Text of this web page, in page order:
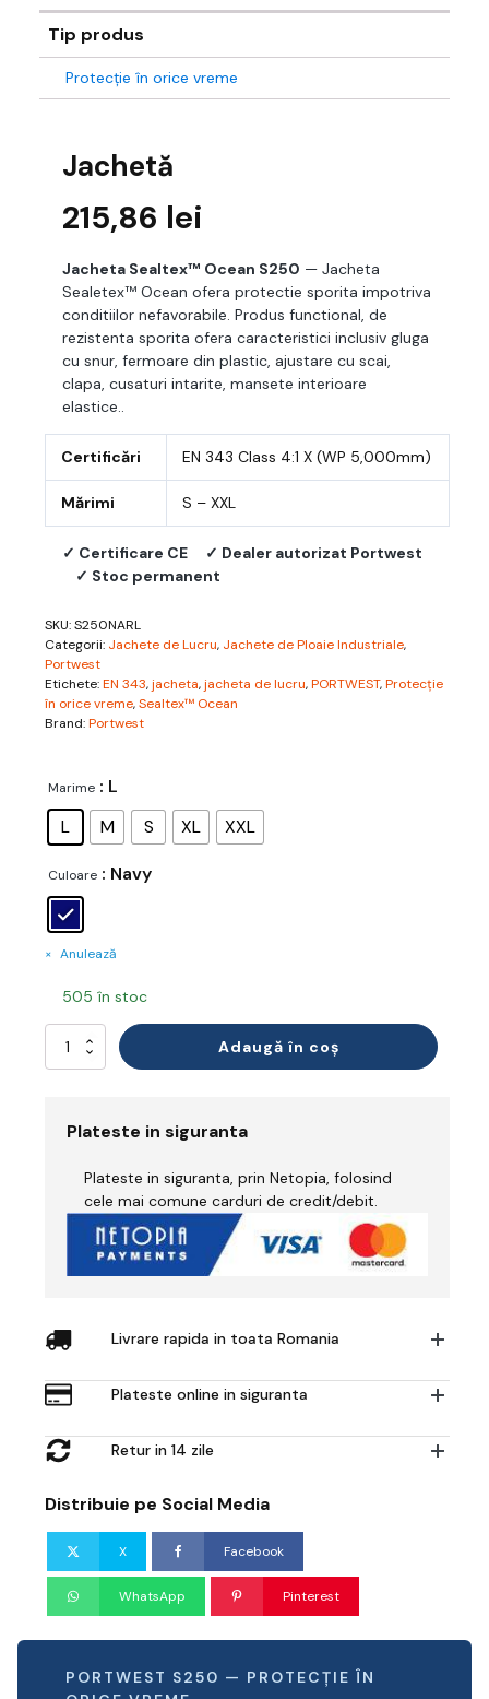
Tip produs
Protecție în orice vreme
Jachetă
215,86 lei
Jacheta Sealtex™ Ocean S250 — Jacheta
Sealetex™ Ocean ofera protectie sporita impotriva
conditiilor nefavorabile. Produs functional, de
rezistenta sporita ofera caracteristici inclusiv gluga
cu snur, fermoare din plastic, ajustare cu scai,
clapa, cusaturi intarite, mansete interioare
elastice..
Certificări EN 343 Class 4:1 X (WP 5,000mm)
Mărimi S – XXL
✓ Certificare CE
✓ Dealer autorizat Portwest
✓ Stoc permanent
SKU:S250NARL
Categorii: Jachete de Lucru, Jachete de Ploaie Industriale,
Portwest
Etichete:EN 343,jacheta,jacheta de lucru,PORTWEST,Protecție
în orice vreme,Sealtex™ Ocean
Brand:Portwest
Marime : L
L
M S XL XXL
Culoare : Navy
Anulează
505 în stoc
Cantitate
Adaugă în coș
Plateste in siguranta
Plateste in siguranta, prin Netopia, folosind
cele mai comune carduri de credit/debit.
Livrare rapida in toata Romania
Plateste online in siguranta
Retur in 14 zile
Distribuie pe Social Media
X Facebook
WhatsApp Pinterest
PORTWEST S250 — PROTECȚIE ÎN